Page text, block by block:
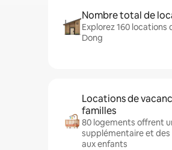
Nombre total de
Explorez 160 locations
Dong
Locations de
familles
80 logements offrent
supplémentaire et
aux enfants